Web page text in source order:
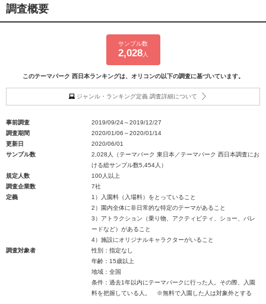
調査概要
サンプル数
2,028人
このテーマパーク 西日本ランキングは、オリコンの以下の調査に基づいています。
ジャンル・ランキング定義 調査詳細について
事前調査
2019/09/24～2019/12/27
調査期間
2020/01/06～2020/01/14
更新日
2020/06/01
サンプル数
2,028人（テーマパーク 東日本／テーマパーク 西日本調査にお
ける総サンプル数5,454人）
規定人数
100人以上
調査企業数
7社
定義
1）入園料（入場料）をとっていること
2）園内全体に非日常的な特定のテーマがあること
3）アトラクション（乗り物、アクティビティ、ショー、パレ
ードなど）があること
4）施設にオリジナルキャラクターがいること
調査対象者
性別：指定なし
年齢：15歳以上
地域：全国
条件：過去1年以内にテーマパークに行った人。その際、入園
料を把握している人。 ※無料で入園した人は対象外とする